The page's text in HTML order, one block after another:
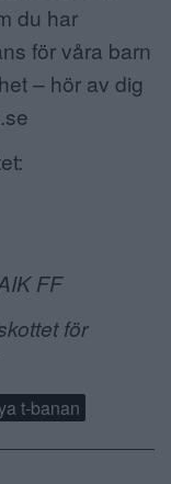
du har
för våra barn
– hör av dig
FF
för
t-banan